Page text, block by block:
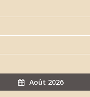
Août 2026